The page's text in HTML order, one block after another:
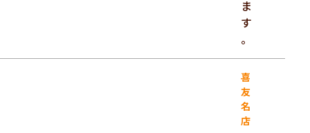
ま
す
。
喜
友
名
店